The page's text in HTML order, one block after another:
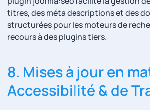
titres, des méta descriptions et des
structurées pour les moteurs de
recours à des plugins tiers.
8. Mises à jour en
Accessibilité & de